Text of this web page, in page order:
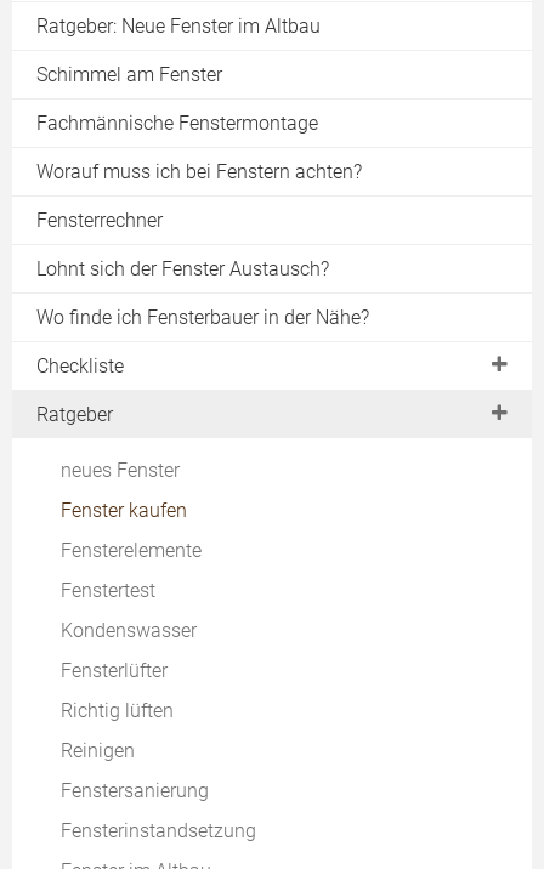
Ratgeber: Neue Fenster im Altbau
Schimmel am Fenster
Fachmännische Fenstermontage
Worauf muss ich bei Fenstern achten?
Fensterrechner
Lohnt sich der Fenster Austausch?
Wo finde ich Fensterbauer in der Nähe?
Checkliste
Planung
Ratgeber
neues Fenster
Fenster kaufen
Fensterelemente
Fenstertest
Kondenswasser
Fensterlüfter
Richtig lüften
Reinigen
Fenstersanierung
Fensterinstandsetzung